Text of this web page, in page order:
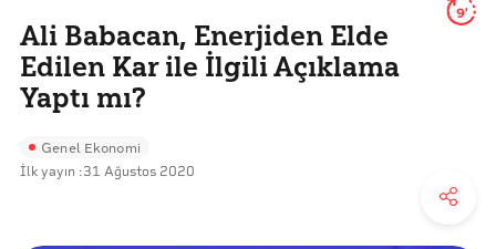
Ali Babacan, Enerjiden Elde
Edilen Kar ile İlgili Açıklama
Yaptı mı?
9'
Genel Ekonomi
İlk yayın :31 Ağustos 2020